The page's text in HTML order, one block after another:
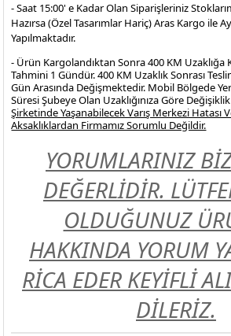
- Saat 15:00' e Kadar Olan Siparişleriniz
Hazırsa (Özel Tasarımlar Hariç) Aras Kargo ile
Yapılmaktadır.
- Ürün Kargolandıktan Sonra 400 KM Uzaklığa
Tahmini 1 Gündür. 400 KM Uzaklık Sonrası
Gün Arasında Değişmektedir. Mobil Bölgede
Süresi Şubeye Olan Uzaklığınıza Göre
Şirketinde Yaşanabilecek Varış Merkezi Hatası
Aksaklıklardan Firmamız Sorumlu Değildir.
YORUMLARINIZ
DEĞERLİDİR.
OLDUĞUNUZ
HAKKINDA YORUM
RİCA EDER KEYİFLİ
DİLERİZ.